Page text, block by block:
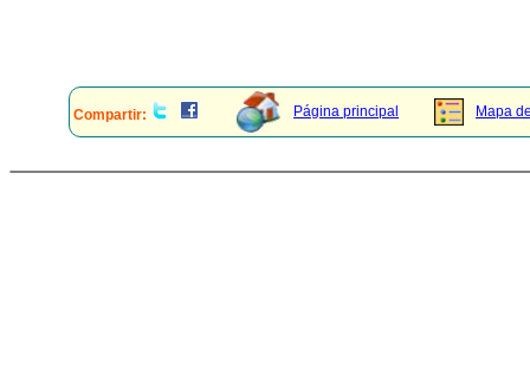
Compartir: Página principal Mapa